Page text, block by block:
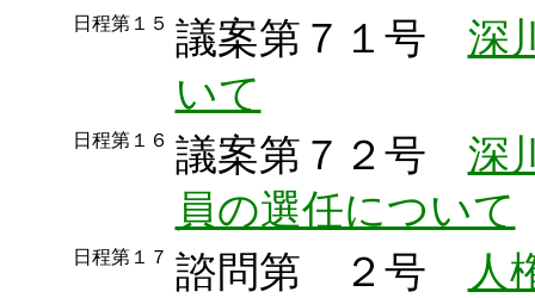
日程第１５ 議案第７１号 深
いて
日程第１６ 議案第７２号 深
員の選任について
日程第１７ 諮問第 ２号
人